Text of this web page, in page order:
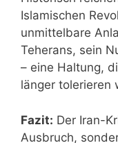
Islamischen
unmittelbare
Teherans, sein
– eine Haltung,
länger tolerieren
Fazit: Der Iran-
Ausbruch,